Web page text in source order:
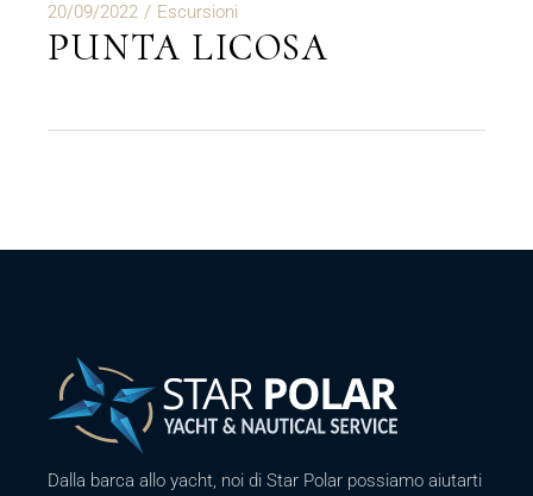
20/09/2022 Escursioni
PUNTA LICOSA
Dalla barca allo yacht, noi di Star Polar possiamo aiutarti